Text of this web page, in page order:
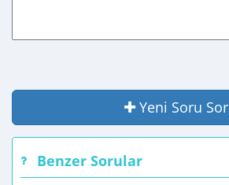
Yeni Soru Sor
Benzer Sorular